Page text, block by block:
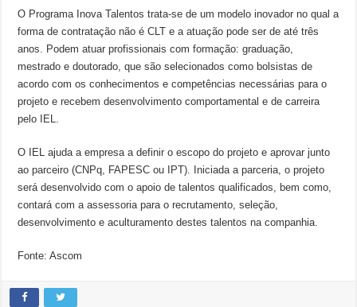
O Programa Inova Talentos trata-se de um modelo inovador no qual a
forma de contratação não é CLT e a atuação pode ser de até três
anos. Podem atuar profissionais com formação: graduação,
mestrado e doutorado, que são selecionados como bolsistas de
acordo com os conhecimentos e competências necessárias para o
projeto e recebem desenvolvimento comportamental e de carreira
pelo IEL.
O IEL ajuda a empresa a definir o escopo do projeto e aprovar junto
ao parceiro (CNPq, FAPESC ou IPT). Iniciada a parceria, o projeto
será desenvolvido com o apoio de talentos qualificados, bem como,
contará com a assessoria para o recrutamento, seleção,
desenvolvimento e aculturamento destes talentos na companhia.
Fonte: Ascom